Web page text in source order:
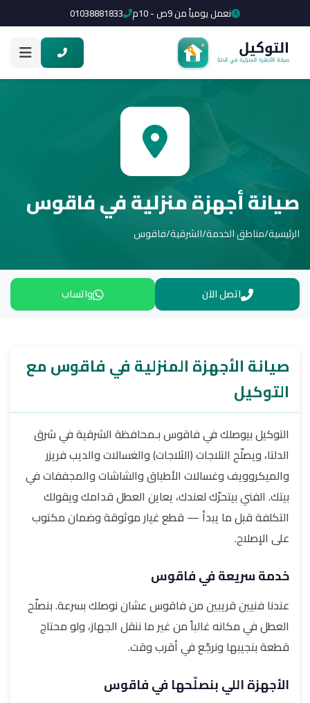
نعمل يومياً من 9ص - 10م 01038881833
صيانة أجهزة منزلية في فاقوس
الرئيسية/مناطق الخدمة/الشرقية/فاقوس
اتصل الآن واتساب
صيانة الأجهزة المنزلية في فاقوس مع
التوكيل
التوكيل بيوصلك في فاقوس بـمحافظة الشرقية في شرق
الدلتا، ويصلّح التلاجات (الثلاجات) والغسالات والديب فريزر
والميكروويف وغسالات الأطباق والشاشات والمجففات في
بيتك. الفني بيتحرّك لعندك، يعاين العطل قدامك ويقولك
التكلفة قبل ما يبدأ — قطع غيار موثوقة وضمان مكتوب
على الإصلاح.
خدمة سريعة في فاقوس
عندنا فنيين قريبين من فاقوس عشان نوصلك بسرعة. بنصلّح
العطل في مكانه غالباً من غير ما ننقل الجهاز، ولو محتاج
قطعة بنجيبها ونرجّع في أقرب وقت.
الأجهزة اللي بنصلّحها في فاقوس